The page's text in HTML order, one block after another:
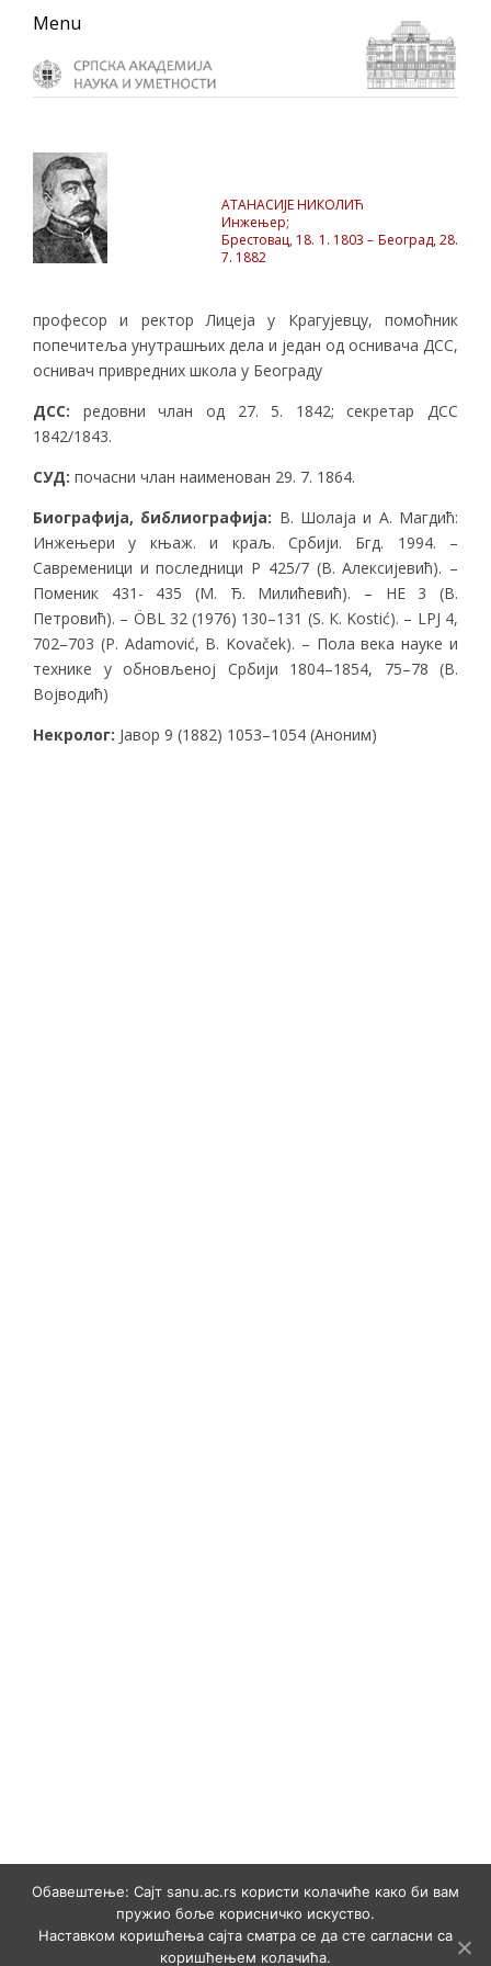
Skip
primary
navigation
Skip
main
content
Skip
primary
sidebar
Menu
АТАНАСИЈЕ НИКОЛИЋ
Инжењер;
Брестовац, 18. 1. 1803 – Београд, 28.
7. 1882
професор и ректор Лицеја у Крагујевцу, помоћник
попечитеља унутрашњих дела и један од оснивача ДСС,
оснивач привредних школа у Београду
ДСС: редовни члан од 27. 5. 1842; секретар ДСС
1842/1843.
СУД: почасни члан наименован 29. 7. 1864.
Биографија, библиографија: В. Шолаја и А. Магдић:
Инжењери у књаж. и краљ. Србији. Бгд. 1994. –
Савременици и последници Р 425/7 (B. Алексијевић). –
Поменик 431- 435 (М. Ђ. Милићевић). – НЕ 3 (В.
Петровић). – ÖBL 32 (1976) 130–131 (S. К. Kostić). – LPJ 4,
702–703 (Р. Adamović, B. Kovaček). – Пола века науке и
технике у обновљеној Србији 1804–1854, 75–78 (В.
Војводић)
Некролог: Јавор 9 (1882) 1053–1054 (Аноним)
Обавештење: Сајт sanu.ac.rs користи колачиће како би вам
пружио боље корисничко искуство.
Наставком коришћења сајта сматра се да сте сагласни са
коришћењем колачића.